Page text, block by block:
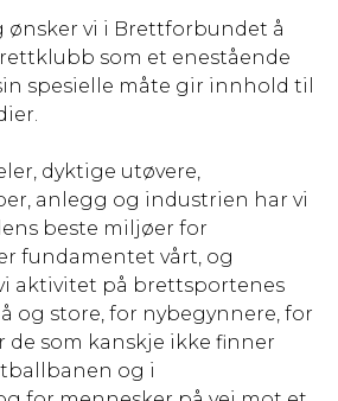
ønsker vi i Brettforbundet å
som et enestående
spesielle måte gir innhold til
dyktige utøvere,
anlegg og industrien har vi
beste miljøer for
fundamentet vårt, og
aktivitet på brettsportenes
og store, for nybegynnere, for
de som kanskje ikke finner
og i